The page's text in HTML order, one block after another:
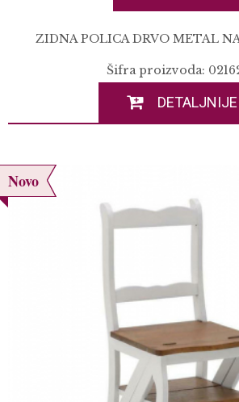
ZIDNA POLICA DRVO METAL
Šifra proizvoda:
DETALJNIJE
Novo